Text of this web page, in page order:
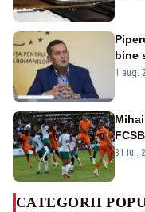
bine
1 aug.
190
31 iul.
CATEGORII